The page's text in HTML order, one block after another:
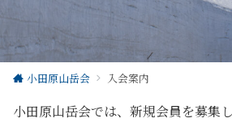
小田原山岳会 入会案内
小田原山岳会では、新規会員を募集し